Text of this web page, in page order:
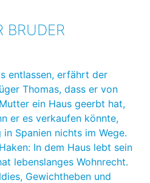
BRUDER
entlassen, erfährt der
Thomas, dass er von
ein Haus geerbt hat,
er es verkaufen könnte,
Spanien nichts im Wege.
In dem Haus lebt sein
lebenslanges Wohnrecht.
Gewichtheben und